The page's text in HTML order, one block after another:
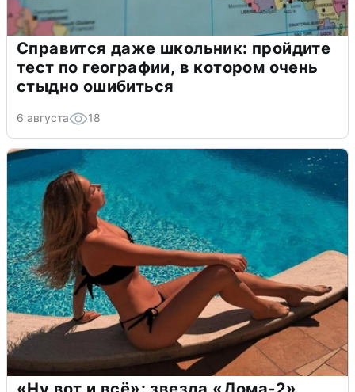
Справится даже школьник: пройдите
тест по географии, в котором очень
стыдно ошибиться
6 августа 18